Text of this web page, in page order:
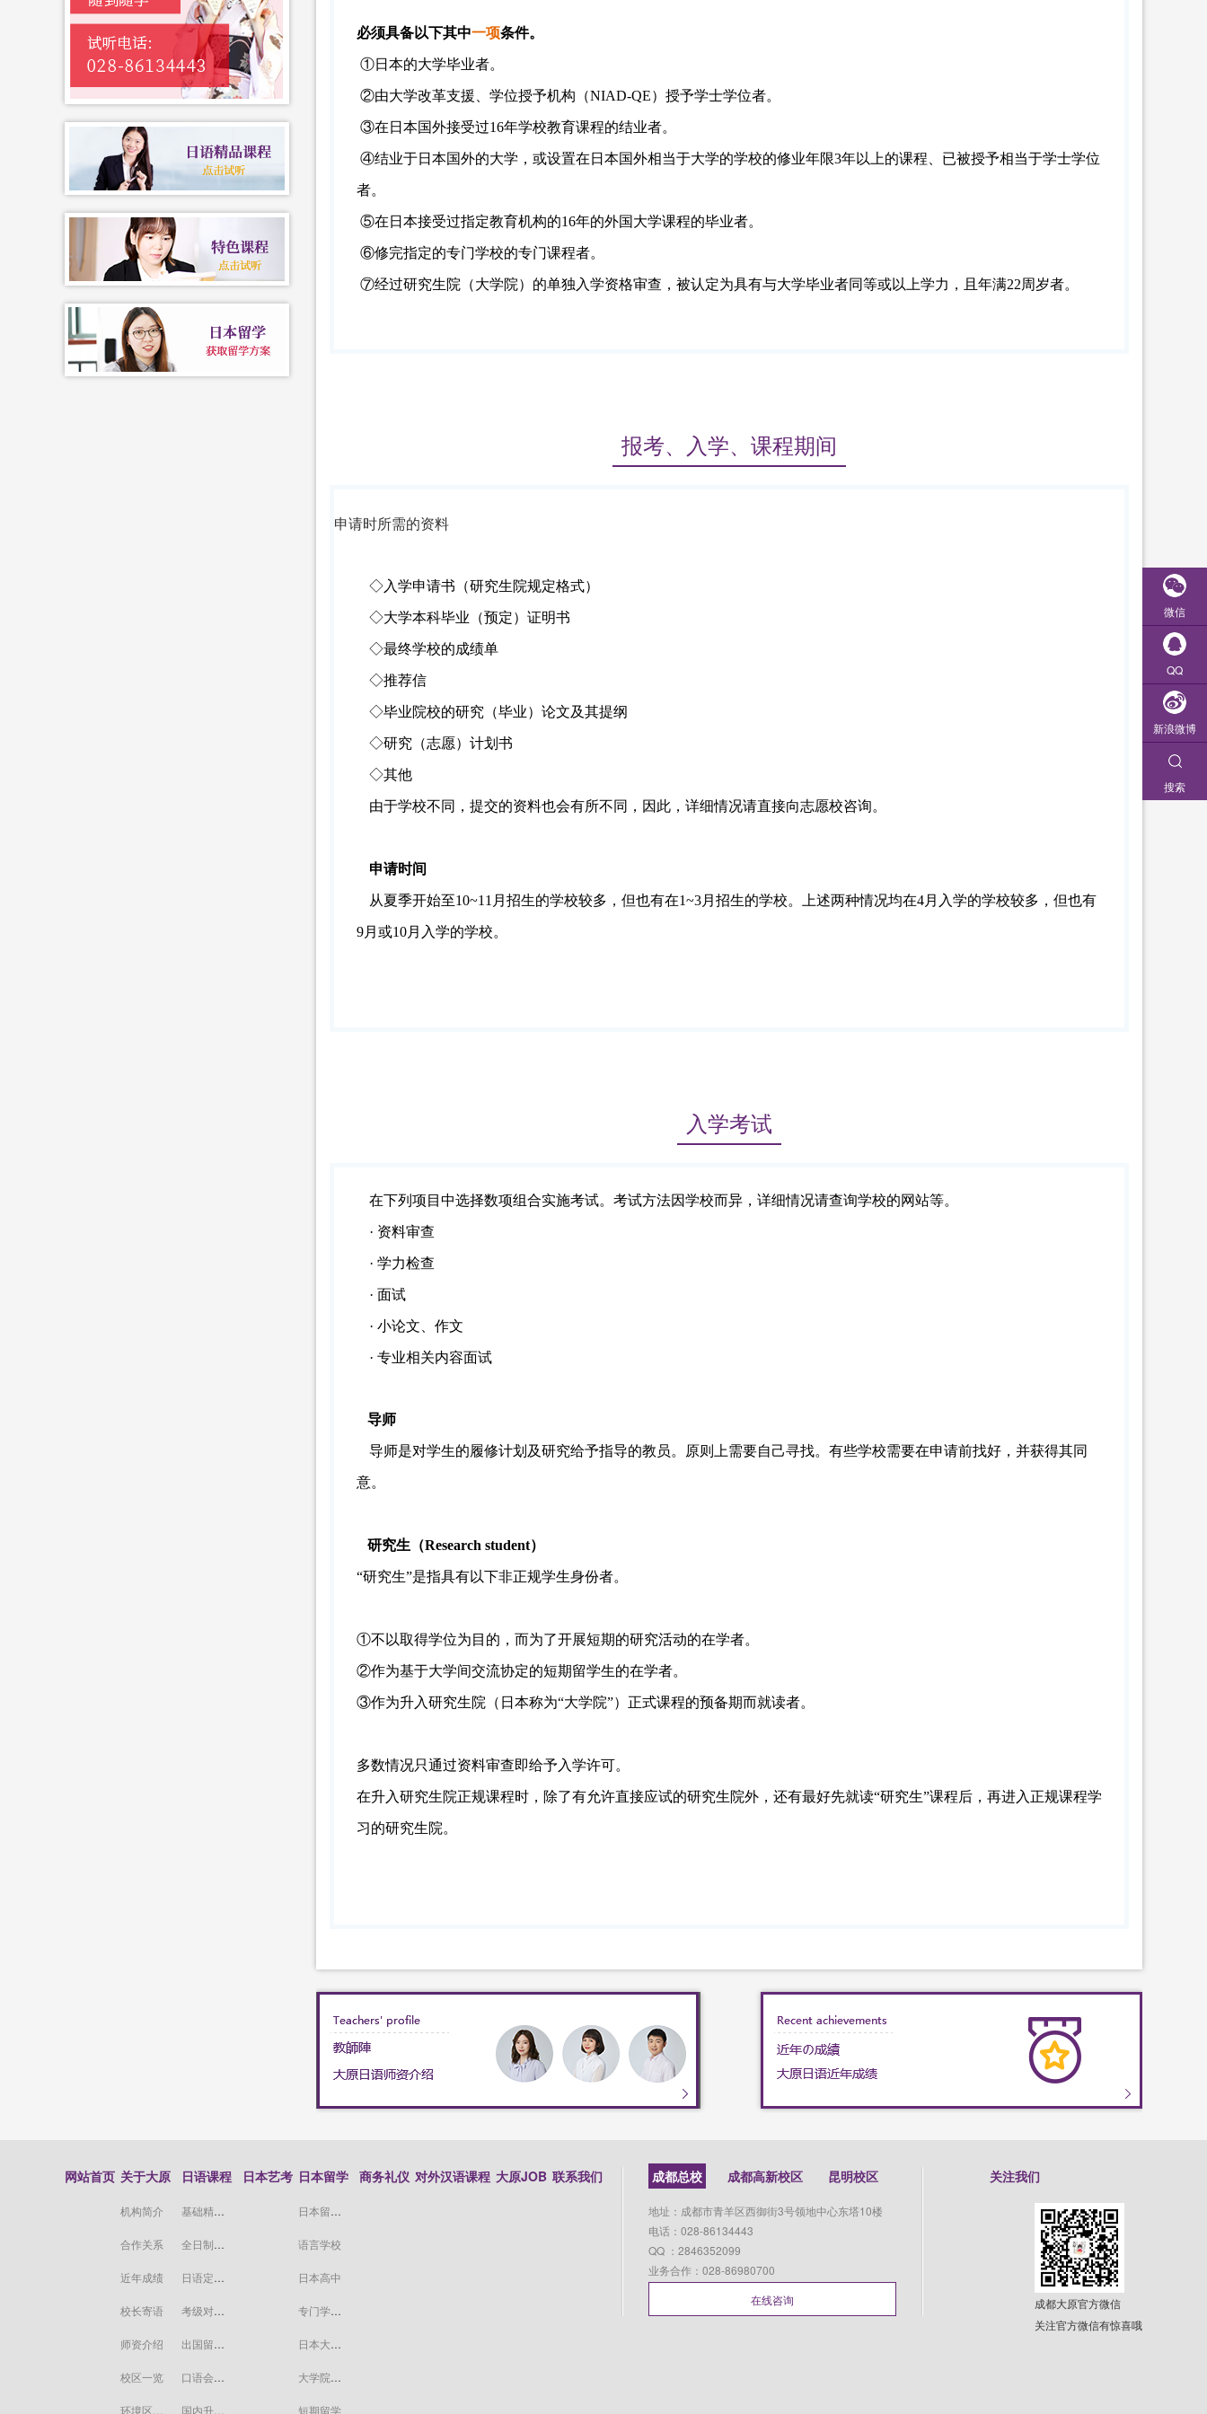
必须具备以下其中一项条件。
①日本的大学毕业者。
②由大学改革支援、学位授予机构（NIAD-QE）授予学士学位者。
③在日本国外接受过16年学校教育课程的结业者。
④结业于日本国外的大学，或设置在日本国外相当于大学的学校的修业年限3年以上的课程、已被授予相当于学士学位
者。
⑤在日本接受过指定教育机构的16年的外国大学课程的毕业者。
⑥修完指定的专门学校的专门课程者。
⑦经过研究生院（大学院）的单独入学资格审查，被认定为具有与大学毕业者同等或以上学力，且年满22周岁者。
报考、入学、课程期间
申请时所需的资料
◇入学申请书（研究生院规定格式）
◇大学本科毕业（预定）证明书
◇最终学校的成绩单
◇推荐信
◇毕业院校的研究（毕业）论文及其提纲
◇研究（志愿）计划书
◇其他
由于学校不同，提交的资料也会有所不同，因此，详细情况请直接向志愿校咨询。
申请时间
从夏季开始至10~11 月招生的学校较多，但也有在1~3月招生的学校。上述两种情况均在4月入学的学校较多，但也有
9月或10月入学的学校。
入学考试
在下列项目中选择数项组合实施考试。考试方法因学校而异，详细情况请查询学校的网站等。
· 资料审查
· 学力检查
· 面试
· 小论文、作文
· 专业相关内容面试
导师
导师是对学生的履修计划及研究给予指导的教员。原则上需要自己寻找。有些学校需要在申请前找好，并获得其同
意。
研究生（Research student）
“研究生”是指具有以下非正规学生身份者。
①不以取得学位为目的，而为了开展短期的研究活动的在学者。
②作为基于大学间交流协定的短期留学生的在学者。
③作为升入研究生院（日本称为“大学院”）正式课程的预备期而就读者。
多数情况只通过资料审查即给予入学许可。
在升入研究生院正规课程时，除了有允许直接应试的研究生院外，还有最好先就读“研究生”课程后，再进入正规课程学
习的研究生院。
网站首页 关于大原
机构简介
合作关系
近年成绩
校长寄语
师资介绍
校区一览
环境区域介绍
日语课程
基础精品课程
全日制单项辅修课程
日语定制课程
考级对策课程
出国留学课程
口语会话课程
国内升学课程
日本艺考 日本留学
日本留学常规流程
语言学校
日本高中
专门学校/短期大学
日本大学（本科）
大学院（研究生院）
短期留学
商务礼仪 对外汉语课程 大原JOB 联系我们 成都总校 成都高新校区 昆明校区
地址：成都市青羊区西御街3号领地中心东塔10楼
电话：028-86134443
QQ ：2846352099
业务合作：028-86980700
在线咨询
关注我们
成都大原官方微信
关注官方微信有惊喜哦
微信
QQ
新浪微博
搜索